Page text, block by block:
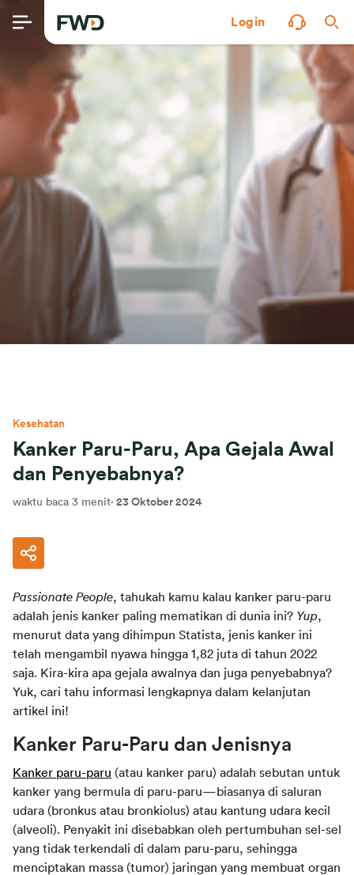
Login
Kesehatan
Kanker Paru-Paru, Apa Gejala Awal
dan Penyebabnya?
waktu baca 3 menit· 23 Oktober 2024
Passionate People, tahukah kamu kalau kanker paru-paru
adalah jenis kanker paling mematikan di dunia ini? Yup,
menurut data yang dihimpun Statista, jenis kanker ini
telah mengambil nyawa hingga 1,82 juta di tahun 2022
saja. Kira-kira apa gejala awalnya dan juga penyebabnya?
Yuk, cari tahu informasi lengkapnya dalam kelanjutan
artikel ini!
Kanker Paru-Paru dan Jenisnya
Kanker paru-paru (atau kanker paru) adalah sebutan untuk
kanker yang bermula di paru-paru—biasanya di saluran
udara (bronkus atau bronkiolus) atau kantung udara kecil
(alveoli). Penyakit ini disebabkan oleh pertumbuhan sel-sel
yang tidak terkendali di dalam paru-paru, sehingga
menciptakan massa (tumor) jaringan yang membuat organ